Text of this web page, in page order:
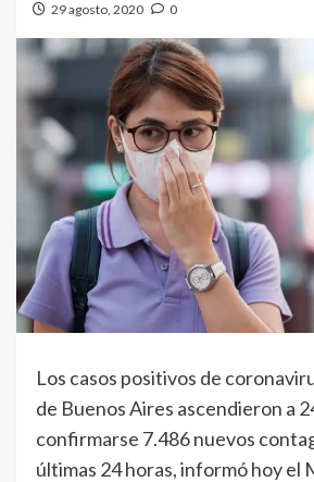
29 agosto, 2020 0
Los casos positivos de
de Buenos Aires ascendieron a
confirmarse 7.486 nuevos
últimas 24 horas, informó hoy el